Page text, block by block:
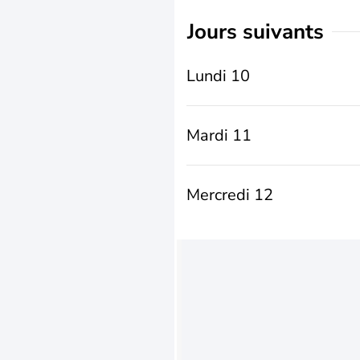
jours suivants
Lundi 10
Mardi 11
Mercredi 12